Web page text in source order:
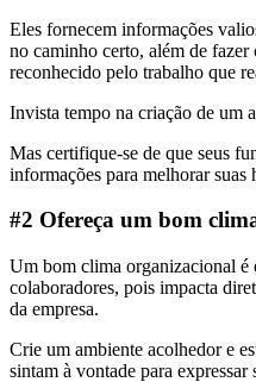
Eles fornecem informações
no caminho certo, além de
reconhecido pelo trabalho que
Invista tempo na criação de um
Mas certifique-se de que seus
informações para melhorar suas
#2 Ofereça um bom
Um bom clima organizacional é
colaboradores, pois impacta
da empresa.
Crie um ambiente acolhedor e
sintam à vontade para